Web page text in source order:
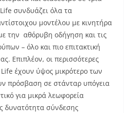
συνδυάζει όλα τα
μοντέλου με κινητήρα
την αθόρυβη οδήγηση και τις
– όλο και πιο επιτακτική
Επιπλέον, οι περισσότερες
έχουν ύψος μικρότερο των
πρόσβαση σε στάνταρ υπόγεια
για μικρά λεωφορεία
δυνατότητα σύνδεσης